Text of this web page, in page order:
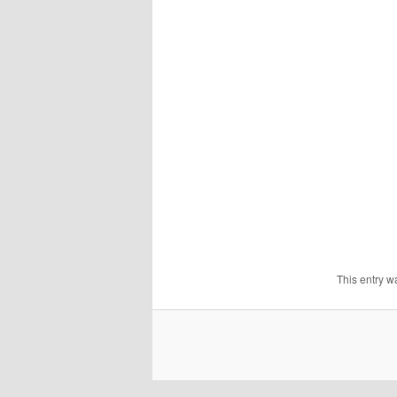
This entry